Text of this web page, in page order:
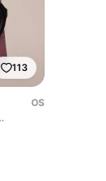
113
OS